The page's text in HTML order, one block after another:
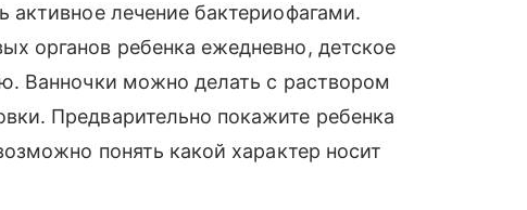
активное лечение бактериофагами.
органов ребенка ежедневно, детское
Ванночки можно делать с раствором
Предварительно покажите ребенка
понять какой характер носит